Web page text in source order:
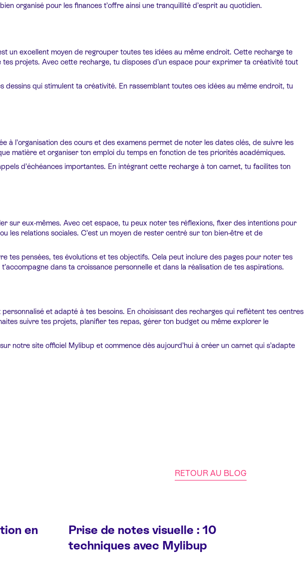
organisé pour les finances t’offre ainsi une tranquillité d’esprit au quotidien.
un excellent moyen de regrouper toutes tes idées au même endroit. Cette recharge te
projets. Avec cette recharge, tu disposes d’un espace pour exprimer ta créativité tout
qui stimulent ta créativité. En rassemblant toutes ces idées au même endroit, tu
l’organisation des cours et des examens permet de noter les dates clés, de suivre les
matière et organiser ton emploi du temps en fonction de tes priorités académiques.
d’échéances importantes. En intégrant cette recharge à ton carnet, tu facilites ton
sur eux-mêmes. Avec cet espace, tu peux noter tes réflexions, fixer des intentions pour
les relations sociales. C’est un moyen de rester centré sur ton bien-être et de
tes pensées, tes évolutions et tes objectifs. Cela peut inclure des pages pour noter tes
dans ta croissance personnelle et dans la réalisation de tes aspirations.
et adapté à tes besoins. En choisissant des recharges qui reflètent tes centres
suivre tes projets, planifier tes repas, gérer ton budget ou même explorer le
notre site officiel Mylibup et commence dès aujourd’hui à créer un carnet qui s’adapte
RETOUR AU BLOG
en
Prise de notes visuelle : 10
techniques avec Mylibup